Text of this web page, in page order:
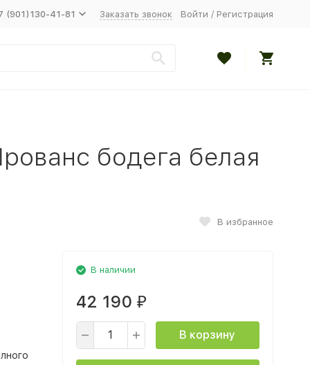
(901)130-41-81 Заказать звонок Войти / Регистрация
бодега белая
В избранное
В наличии
42 190 ₽
В корзину